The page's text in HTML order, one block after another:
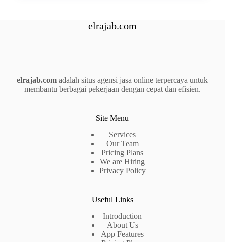
elrajab.com
elrajab.com adalah situs agensi jasa online terpercaya untuk
membantu berbagai pekerjaan dengan cepat dan efisien.
Site Menu
Services
Our Team
Pricing Plans
We are Hiring
Privacy Policy
Useful Links
Introduction
About Us
App Features